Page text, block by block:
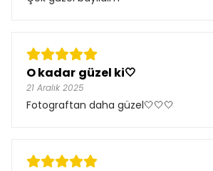
O kadar güzel ki🤍
21 Aralık 2025
Fotograftan daha güzel🤍🤍🤍